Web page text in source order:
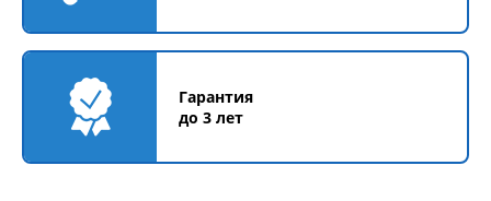
Гарантия
до 3 лет